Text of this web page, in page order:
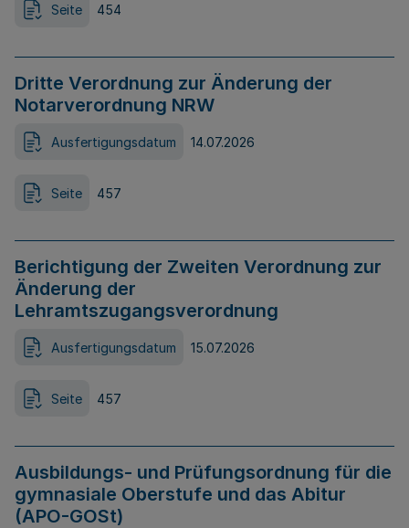
Seite 454
Dritte Verordnung zur Änderung der
Notarverordnung NRW
Ausfertigungsdatum 14.07.2026
Seite 457
Berichtigung der Zweiten Verordnung zur
Änderung der
Lehramtszugangsverordnung
Ausfertigungsdatum 15.07.2026
Seite 457
Ausbildungs- und Prüfungsordnung für die
gymnasiale Oberstufe und das Abitur
(APO-GOSt)